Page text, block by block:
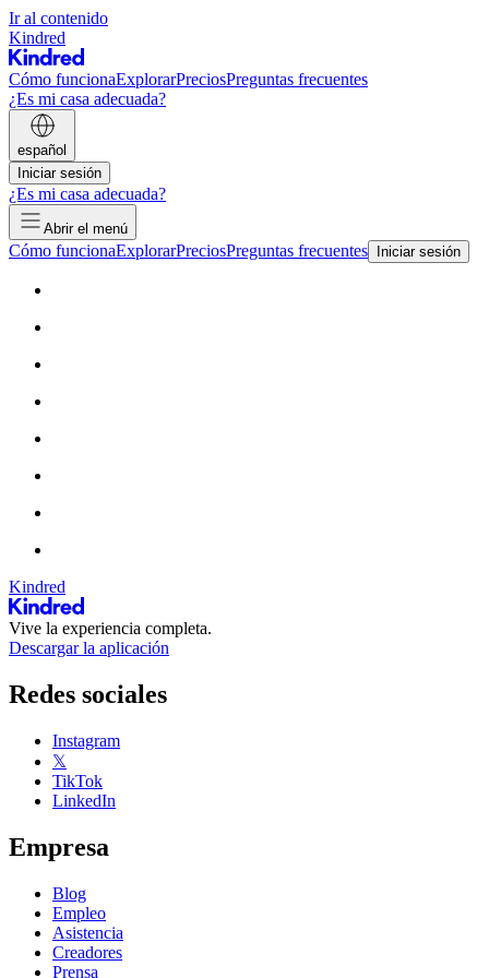
Ir al contenido
Kindred
Cómo funcionaExplorarPreciosPreguntas frecuentes
¿Es mi casa adecuada?
español
Iniciar sesión
¿Es mi casa adecuada?
Abrir el menú
Cómo funcionaExplorarPreciosPreguntas frecuentes Iniciar sesión
Kindred
Vive la experiencia completa.
Descargar la aplicación
Redes sociales
Instagram
𝕏
TikTok
LinkedIn
Empresa
Blog
Empleo
Asistencia
Creadores
Prensa